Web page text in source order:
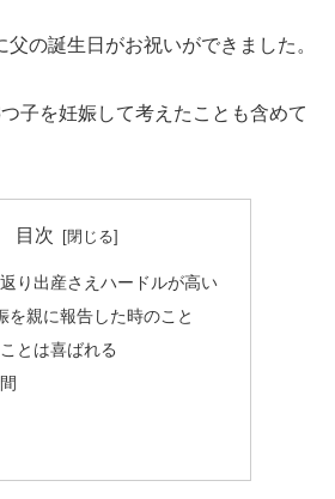
の誕生日がお祝いができました。
子を妊娠して考えたことも含めて
目次
り出産さえハードルが高い
を親に報告した時のこと
とは喜ばれる